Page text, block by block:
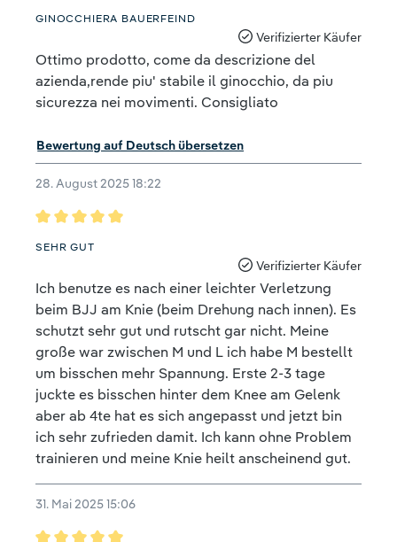
Bewertung mit 5 von 5 Sternen
GINOCCHIERA BAUERFEIND
Verifizierter Käufer
Ottimo prodotto, come da descrizione del
azienda,rende piu' stabile il ginocchio, da piu
sicurezza nei movimenti. Consigliato
Bewertung auf Deutsch übersetzen
28. August 2025 18:22
Bewertung mit 5 von 5 Sternen
SEHR GUT
Verifizierter Käufer
Ich benutze es nach einer leichter Verletzung
beim BJJ am Knie (beim Drehung nach innen). Es
schutzt sehr gut und rutscht gar nicht. Meine
große war zwischen M und L ich habe M bestellt
um bisschen mehr Spannung. Erste 2-3 tage
juckte es bisschen hinter dem Knee am Gelenk
aber ab 4te hat es sich angepasst und jetzt bin
ich sehr zufrieden damit. Ich kann ohne Problem
trainieren und meine Knie heilt anscheinend gut.
31. Mai 2025 15:06